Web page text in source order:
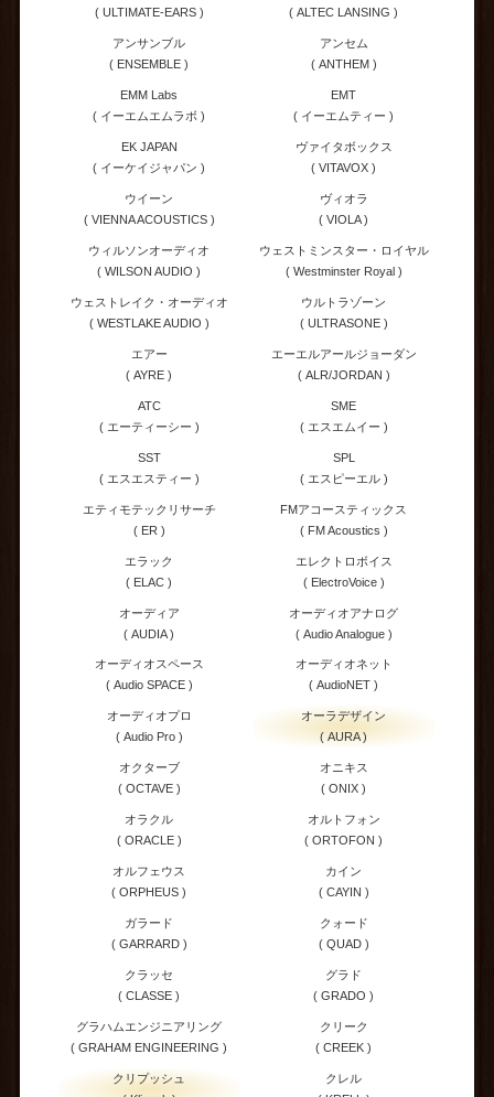
( ULTIMATE-EARS )
( ALTEC LANSING )
アンサンブル
( ENSEMBLE )
アンセム
( ANTHEM )
EMM Labs
( イーエムエムラボ )
EMT
( イーエムティー )
EK JAPAN
( イーケイジャパン )
ヴァイタボックス
( VITAVOX )
ウイーン
( VIENNA ACOUSTICS )
ヴィオラ
( VIOLA )
ウィルソンオーディオ
( WILSON AUDIO )
ウェストミンスター・ロイヤル
( Westminster Royal )
ウェストレイク・オーディオ
( WESTLAKE AUDIO )
ウルトラゾーン
( ULTRASONE )
エアー
( AYRE )
エーエルアールジョーダン
( ALR/JORDAN )
ATC
( エーティーシー )
SME
( エスエムイー )
SST
( エスエスティー )
SPL
( エスピーエル )
エティモテックリサーチ
( ER )
FMアコースティックス
( FM Acoustics )
エラック
( ELAC )
エレクトロボイス
( ElectroVoice )
オーディア
( AUDIA )
オーディオアナログ
( Audio Analogue )
オーディオスペース
( Audio SPACE )
オーディオネット
( AudioNET )
オーディオプロ
( Audio Pro )
オーラデザイン
( AURA )
オクターブ
( OCTAVE )
オニキス
( ONIX )
オラクル
( ORACLE )
オルトフォン
( ORTOFON )
オルフェウス
( ORPHEUS )
カイン
( CAYIN )
ガラード
( GARRARD )
クォード
( QUAD )
クラッセ
( CLASSE )
グラド
( GRADO )
グラハムエンジニアリング
( GRAHAM ENGINEERING )
クリーク
( CREEK )
クリプッシュ
クレル